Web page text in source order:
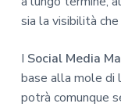
sia la visibilità
I Social Media
base alla mole di
potrà comunque